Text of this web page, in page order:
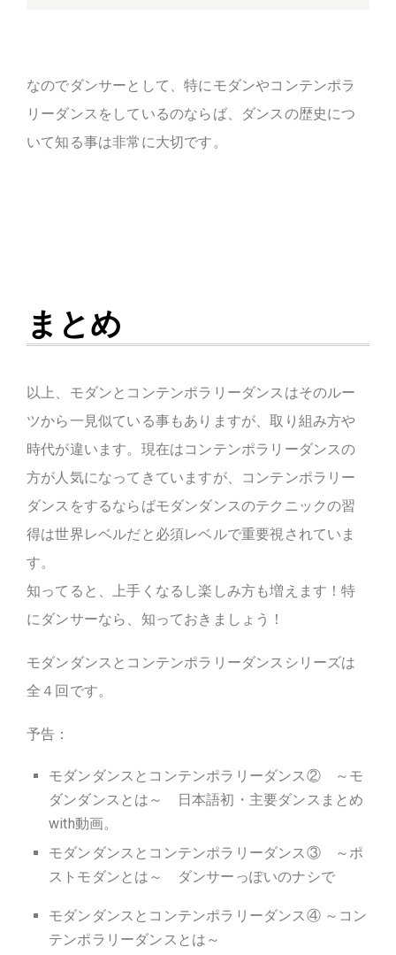
なのでダンサーとして、特にモダンやコンテンポラ
リーダンスをしているのならば、ダンスの歴史につ
いて知る事は非常に大切です。
まとめ
以上、モダンとコンテンポラリーダンスはそのルー
ツから一見似ている事もありますが、取り組み方や
時代が違います。現在はコンテンポラリーダンスの
方が人気になってきていますが、コンテンポラリー
ダンスをするならばモダンダンスのテクニックの習
得は世界レベルだと必須レベルで重要視されていま
す。
知ってると、上手くなるし楽しみ方も増えます！特
にダンサーなら、知っておきましょう！
モダンダンスとコンテンポラリーダンスシリーズは
全４回です。
予告：
モダンダンスとコンテンポラリーダンス② ～モ
ダンダンスとは～ 日本語初・主要ダンスまとめ
with動画。
モダンダンスとコンテンポラリーダンス③ ～ポ
ストモダンとは～ ダンサーっぽいのナシで
モダンダンスとコンテンポラリーダンス④ ～コン
テンポラリーダンスとは～